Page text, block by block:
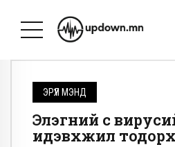
ЭРҮҮЛ МЭНД
Элэгний с
идэвхжил